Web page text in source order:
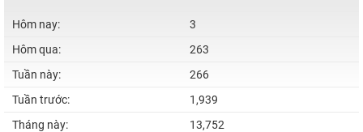
Hôm nay:
3
Hôm qua:
263
Tuần này:
266
Tuần trước:
1,939
Tháng này:
13,752